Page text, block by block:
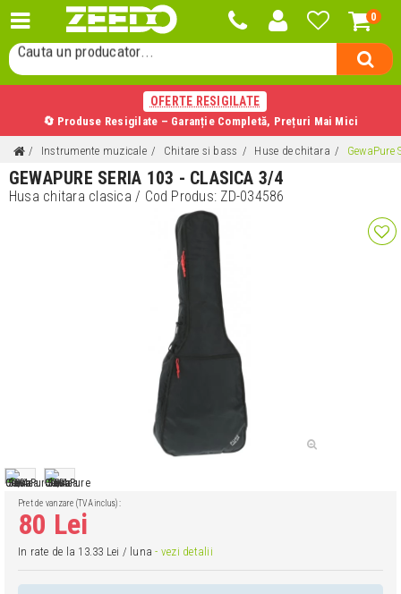
0
Cauta un producator...
Cauta un produs...
OFERTE RESIGILATE
🔄 Produse Resigilate – Garanție Completă, Prețuri Mai Mici
Instrumente muzicale Chitare si bass Huse de chitara GewaPure
GEWAPURE SERIA 103 - CLASICA 3/4
Husa chitara clasica/ Cod Produs: ZD-034586
Pret de vanzare (TVA inclus):
80 Lei
In rate de la 13.33 Lei / luna- vezi detalii